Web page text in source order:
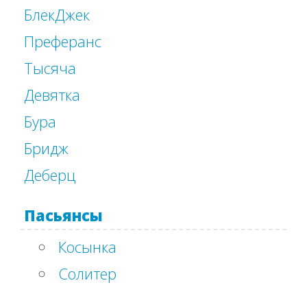
БлекДжек
Преферанс
Тысяча
Девятка
Бура
Бридж
Деберц
Пасьянсы
Косынка
Солитер